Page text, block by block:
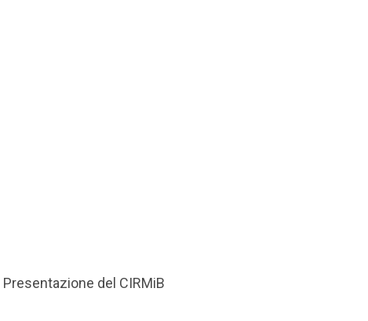
Presentazione del CIRMiB